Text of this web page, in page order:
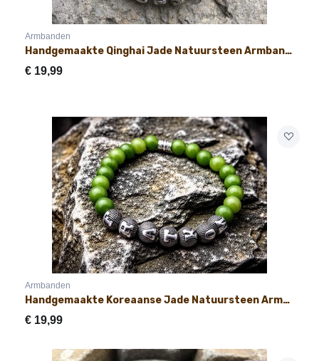
Armbanden
Handgemaakte Qinghai Jade Natuursteen Armband met Naam 8mm
€ 19,99
Armbanden
Handgemaakte Koreaanse Jade Natuursteen Armband met Naam 8mm
€ 19,99